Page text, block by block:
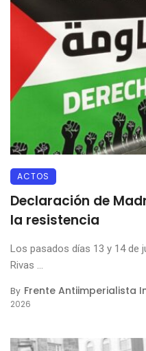
ACTOS
Declaración de
la resistencia
Los pasados días 13 y 14 de
Rivas ...
By Frente Antiimperialista
2026